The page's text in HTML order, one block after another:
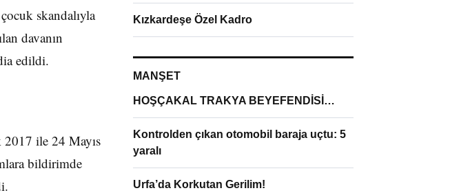
skandalıyla
davanın
edildi.
2017 ile 24 Mayıs
bildirimde
Kızkardeşe Özel Kadro
MANŞET
HOŞÇAKAL TRAKYA BEYEFENDİSİ…
Kontrolden çıkan otomobil baraja uçtu: 5
yaralı
Urfa’da Korkutan Gerilim!